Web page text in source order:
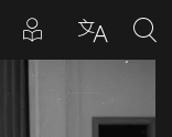
TermineBeiträge in